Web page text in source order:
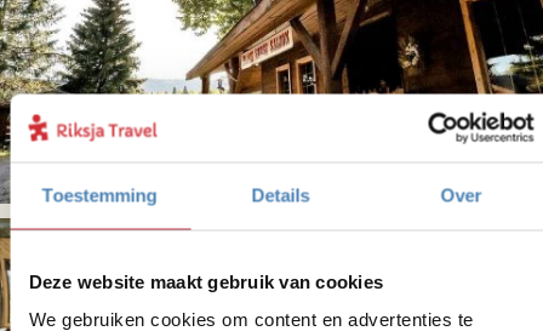
Toestemming Details Over
Deze website maakt gebruik van cookies
We gebruiken cookies om content en advertenties te
+6 foto('s)